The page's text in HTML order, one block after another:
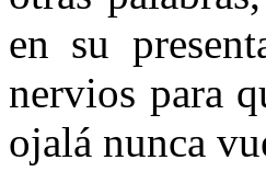
en su
nervios para
ojalá nunca